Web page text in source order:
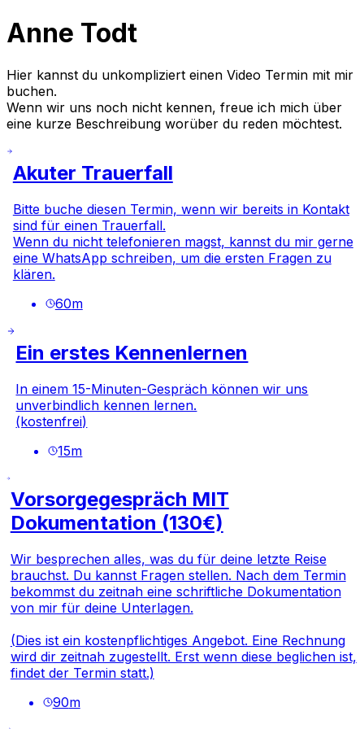
Anne Todt
Hier kannst du unkompliziert einen Video Termin mit mir
buchen.
Wenn wir uns noch nicht kennen, freue ich mich über
eine kurze Beschreibung worüber du reden möchtest.
Akuter Trauerfall
Bitte buche diesen Termin, wenn wir bereits in Kontakt
sind für einen Trauerfall.
Wenn du nicht telefonieren magst, kannst du mir gerne
eine WhatsApp schreiben, um die ersten Fragen zu
klären.
60m
Ein erstes Kennenlernen
In einem 15-Minuten-Gespräch können wir uns
unverbindlich kennen lernen.
(kostenfrei)
15m
Vorsorgegespräch MIT
Dokumentation (130€)
Wir besprechen alles, was du für deine letzte Reise
brauchst. Du kannst Fragen stellen. Nach dem Termin
bekommst du zeitnah eine schriftliche Dokumentation
von mir für deine Unterlagen.
(Dies ist ein kostenpflichtiges Angebot. Eine Rechnung
wird dir zeitnah zugestellt. Erst wenn diese beglichen ist,
findet der Termin statt.)
90m